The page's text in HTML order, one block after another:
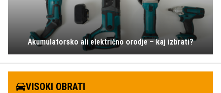
Akumulatorsko ali električno orodje – kaj izbrati?
VISOKI OBRATI